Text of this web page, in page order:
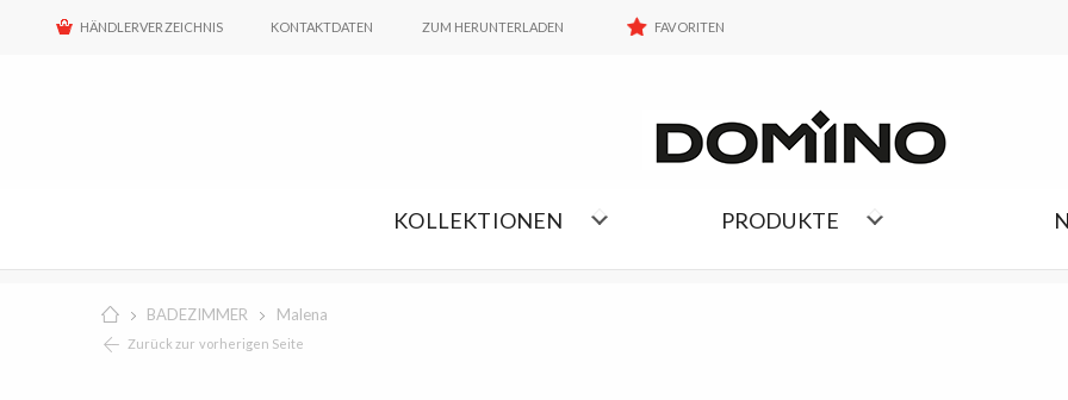
HÄNDLERVERZEICHNIS KONTAKTDATEN ZUM HERUNTERLADEN FAVORITEN
KOLLEKTIONEN PRODUKTE
BADEZIMMER Malena
Zurück zur vorherigen Seite